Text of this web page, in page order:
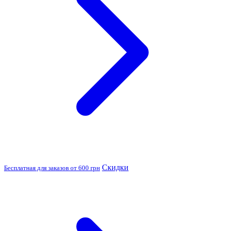
Бесплатная для заказов от 600 грн Скидки